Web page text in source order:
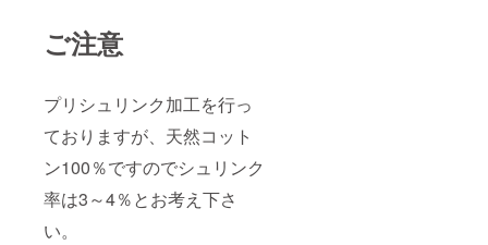
ご注意
プリシュリンク加工を行っ
ておりますが、天然コット
ン100％ですのでシュリンク
率は3～4％とお考え下さ
い。